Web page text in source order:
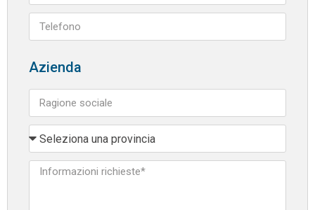
Azienda